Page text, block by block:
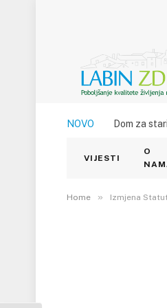
NOVO Dom za
VIJESTI
O
Home » Izmjena
28. RUJNA 2024.